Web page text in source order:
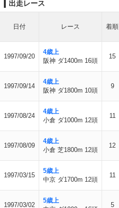
出走レース
日付 レース 着順
1997/09/20
4歳上
阪神 ダ1400m 16頭
15
1997/09/14
4歳上
阪神 ダ1800m 10頭
9
1997/08/24
4歳上
小倉 ダ1000m 12頭
11
1997/08/09
4歳上
小倉 芝1800m 12頭
12
1997/03/15
5歳上
中京 ダ1700m 12頭
11
1997/03/02
5歳上
5